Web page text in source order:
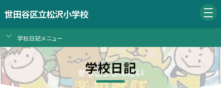
世田谷区立松沢小学校
学校日記メニュー
学校日記